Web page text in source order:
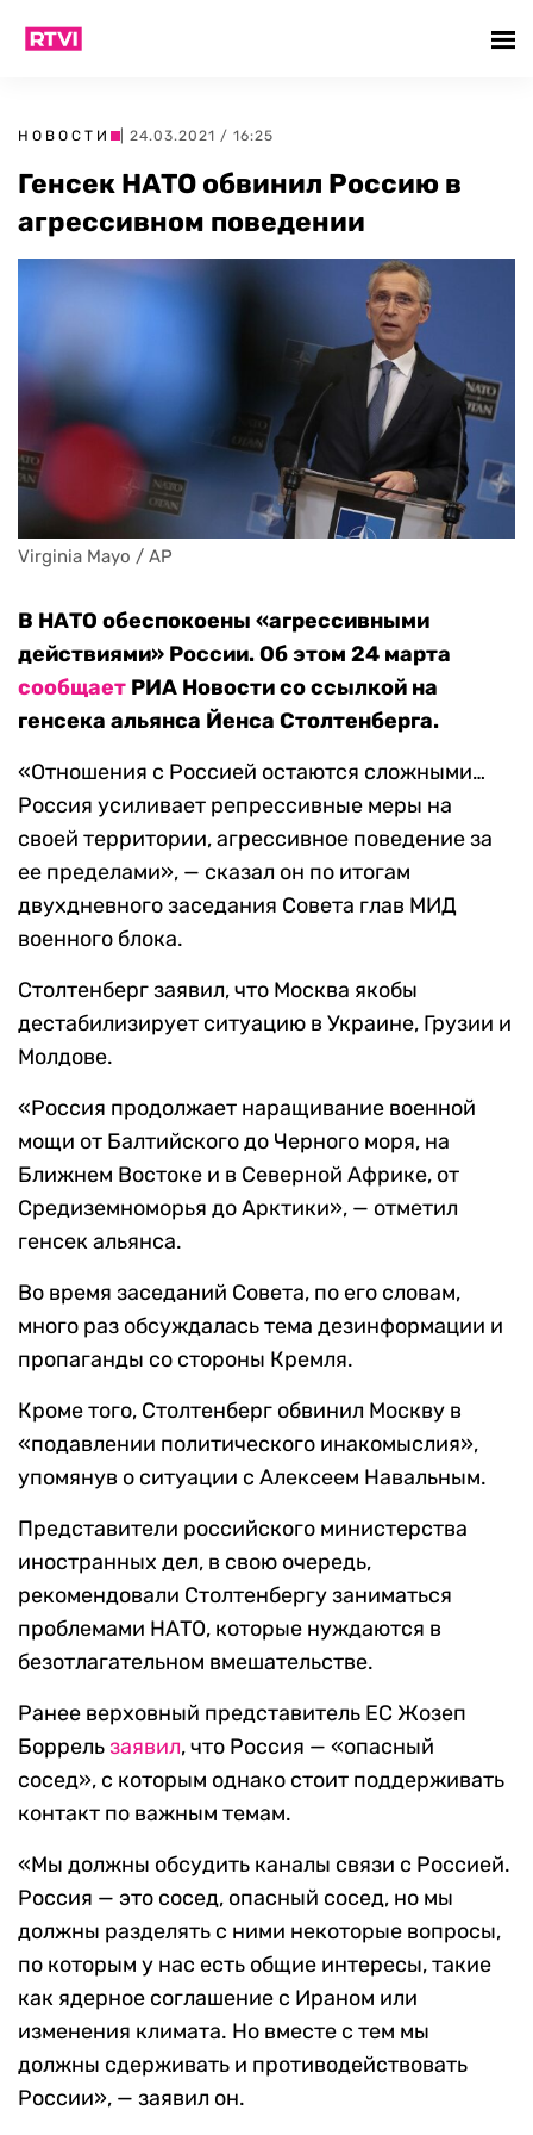
НОВОСТИ | 24.03.2021 / 16:25
Генсек НАТО обвинил Россию в
агрессивном поведении
Virginia Mayo / AP
В НАТО обеспокоены «агрессивными
действиями» России. Об этом 24 марта
сообщает РИА Новости со ссылкой на
генсека альянса Йенса Столтенберга.
«Отношения с Россией остаются сложными…
Россия усиливает репрессивные меры на
своей территории, агрессивное поведение за
ее пределами», — сказал он по итогам
двухдневного заседания Совета глав МИД
военного блока.
Столтенберг заявил, что Москва якобы
дестабилизирует ситуацию в Украине, Грузии и
Молдове.
«Россия продолжает наращивание военной
мощи от Балтийского до Черного моря, на
Ближнем Востоке и в Северной Африке, от
Средиземноморья до Арктики», — отметил
генсек альянса.
Во время заседаний Совета, по его словам,
много раз обсуждалась тема дезинформации и
пропаганды со стороны Кремля.
Кроме того, Столтенберг обвинил Москву в
«подавлении политического инакомыслия»,
упомянув о ситуации с Алексеем Навальным.
Представители российского министерства
иностранных дел, в свою очередь,
рекомендовали Столтенбергу заниматься
проблемами НАТО, которые нуждаются в
безотлагательном вмешательстве.
Ранее верховный представитель ЕС Жозеп
Боррельзаявил, что Россия — «опасный
сосед», с которым однако стоит поддерживать
контакт по важным темам.
«Мы должны обсудить каналы связи с Россией.
Россия — это сосед, опасный сосед, но мы
должны разделять с ними некоторые вопросы,
по которым у нас есть общие интересы, такие
как ядерное соглашение с Ираном или
изменения климата. Но вместе с тем мы
должны сдерживать и противодействовать
России», — заявил он.